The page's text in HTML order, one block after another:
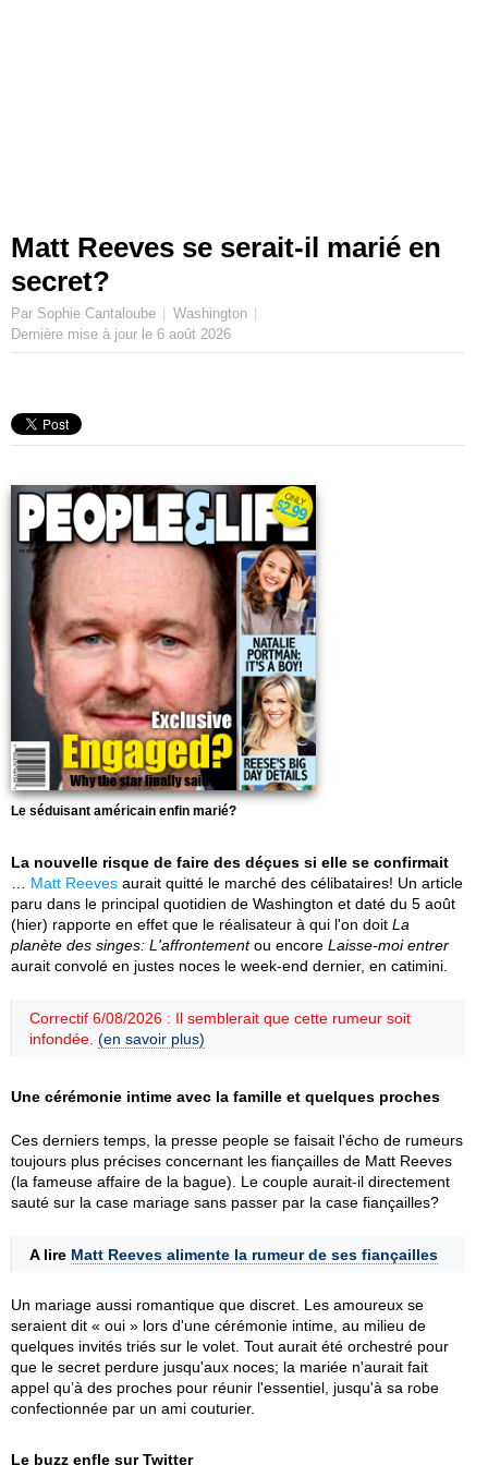
Matt Reeves se serait-il marié en
secret?
Par Sophie Cantaloube
Washington
Dernière mise à jour le 6 août 2026
Le séduisant américain enfin marié?
La nouvelle risque de faire des déçues si elle se confirmait
Matt Reeves aurait quitté le marché des célibataires! Un article
paru dans le principal quotidien de Washington et daté du 5 août
(hier) rapporte en effet que le réalisateur à qui l'on doit La
planète des singes: L'affrontementou encore Laisse-moi entrer
aurait convolé en justes noces le week-end dernier, en catimini.
Correctif 6/08/2026 : Il semblerait que cette rumeur soit
infondée. (en savoir plus)
Une cérémonie intime avec la famille et quelques proches
Ces derniers temps, la presse people se faisait l'écho de rumeurs
toujours plus précises concernant les fiançailles de Matt Reeves
(la fameuse affaire de la bague). Le couple aurait-il directement
sauté sur la case mariage sans passer par la case fiançailles?
A lire Matt Reeves alimente la rumeur de ses fiançailles
Un mariage aussi romantique que discret. Les amoureux se
seraient dit « oui » lors d'une cérémonie intime, au milieu de
quelques invités triés sur le volet. Tout aurait été orchestré pour
que le secret perdure jusqu'aux noces; la mariée n'aurait fait
appel qu’à des proches pour réunir l'essentiel, jusqu'à sa robe
confectionnée par un ami couturier.
Le buzz enfle sur Twitter